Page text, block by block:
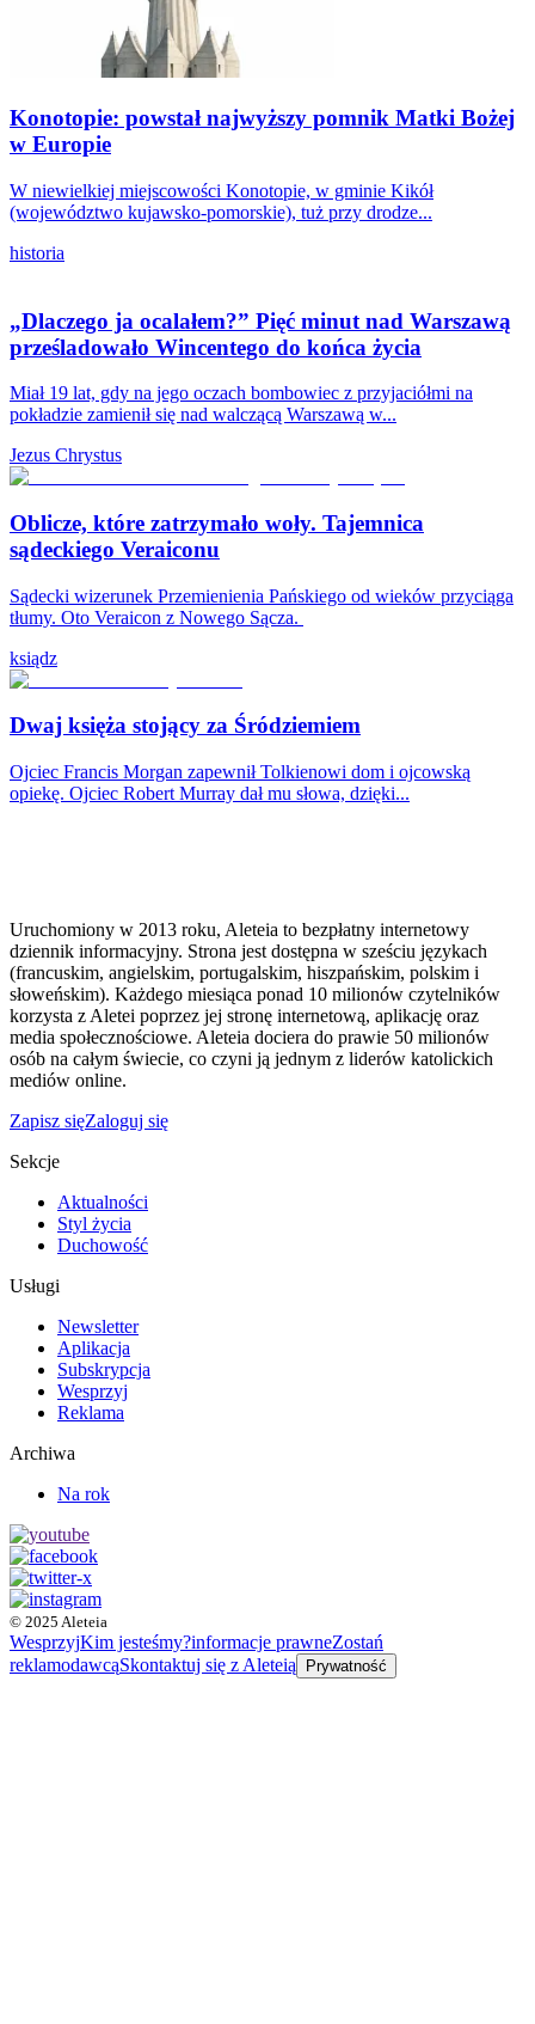
Konotopie: powstał najwyższy pomnik Matki Bożej
w Europie
W niewielkiej miejscowości Konotopie, w gminie Kikół
(województwo kujawsko-pomorskie), tuż przy drodze...
historia
„Dlaczego ja ocalałem?” Pięć minut nad Warszawą
prześladowało Wincentego do końca życia
Miał 19 lat, gdy na jego oczach bombowiec z przyjaciółmi na
pokładzie zamienił się nad walczącą Warszawą w...
Jezus Chrystus
Oblicze, które zatrzymało woły. Tajemnica
sądeckiego Veraiconu
Sądecki wizerunek Przemienienia Pańskiego od wieków przyciąga
tłumy. Oto Veraicon z Nowego Sącza.
ksiądz
Dwaj księża stojący za Śródziemiem
Ojciec Francis Morgan zapewnił Tolkienowi dom i ojcowską
opiekę. Ojciec Robert Murray dał mu słowa, dzięki...
Uruchomiony w 2013 roku, Aleteia to bezpłatny internetowy
dziennik informacyjny. Strona jest dostępna w sześciu językach
(francuskim, angielskim, portugalskim, hiszpańskim, polskim i
słoweńskim). Każdego miesiąca ponad 10 milionów czytelników
korzysta z Aletei poprzez jej stronę internetową, aplikację oraz
media społecznościowe. Aleteia dociera do prawie 50 milionów
osób na całym świecie, co czyni ją jednym z liderów katolickich
mediów online.
Zapisz sięZaloguj się
Sekcje
Aktualności
Styl życia
Duchowość
Usługi
Newsletter
Aplikacja
Subskrypcja
Wesprzyj
Reklama
Archiwa
Na rok
© 2025 Aleteia
WesprzyjKim jesteśmy?informacje prawneZostań
reklamodawcąSkontaktuj się z Aleteią Prywatność